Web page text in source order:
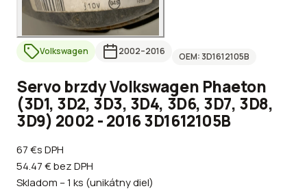
Volkswagen 2002–2016 OEM: 3D1612105B
Servo brzdy Volkswagen Phaeton
(3D1, 3D2, 3D3, 3D4, 3D6, 3D7, 3D8,
3D9) 2002 - 2016 3D1612105B
67 €s DPH
54.47 €bez DPH
Skladom – 1 ks (unikátny diel)